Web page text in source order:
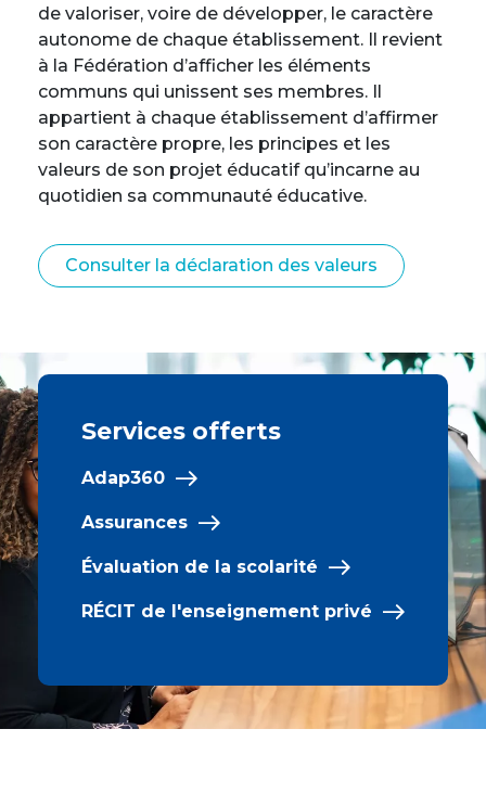
de valoriser, voire de développer, le caractère
autonome de chaque établissement. Il revient
à la Fédération d’afficher les éléments
communs qui unissent ses membres. Il
appartient à chaque établissement d’affirmer
son caractère propre, les principes et les
valeurs de son projet éducatif qu’incarne au
quotidien sa communauté éducative.
Consulter la déclaration des valeurs
Services offerts
Adap360
Assurances
Évaluation de la scolarité
RÉCIT de l'enseignement privé